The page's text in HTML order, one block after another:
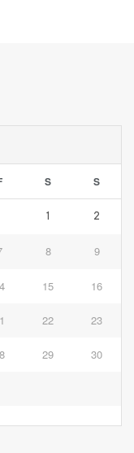
S S
1 2
8 9
15 16
22 23
29 30